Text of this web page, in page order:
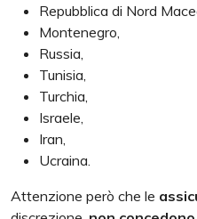
Repubblica di Nord
Montenegro,
Russia,
Tunisia,
Turchia,
Israele,
Iran,
Ucraina.
Attenzione però che le